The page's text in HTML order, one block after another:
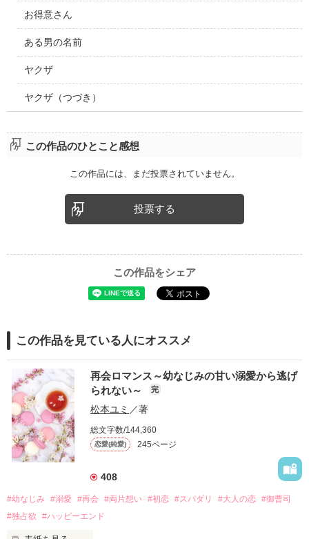
お得意さん
ある男の名前
ヤクザ
ヤクザ（つづき）
この作品のひとこと感想
この作品には、まだ投票されていません。
投票する
この作品をシェア
この作品を見ている人にオススメ
再会ロマンス～幼なじみの甘い溺愛から逃げ
られない～
完
松本ユミ ／著
総文字数/144,360
恋愛(純愛) 245ページ
408
#幼なじみ #溺愛 #再会 #両片想い #初恋 #スパダリ #大人の恋 #御曹司
#独占欲
#ハッピーエンド